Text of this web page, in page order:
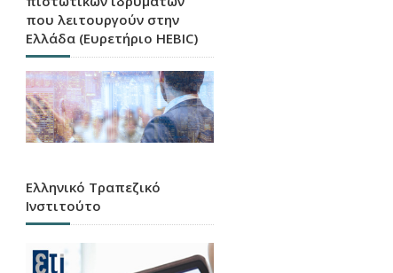
που λειτουργούν στην
Ελλάδα (Ευρετήριο HEBIC)
Ελληνικό Τραπεζικό
Ινστιτούτο